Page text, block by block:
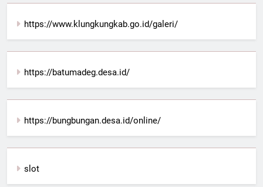
https://www.klungkungkab.go.id/galeri/
https://batumadeg.desa.id/
https://bungbungan.desa.id/online/
slot